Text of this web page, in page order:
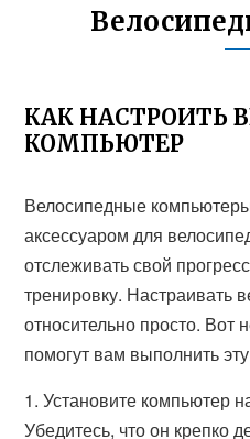
КАК НАСТРОИТЬ
КОМПЬЮТЕР
Велосипедные
аксессуаром для
отслеживать свой
тренировку. Настраивать
относительно просто. Вот
помогут вам выполнить
1. Установите компьютер
Убедитесь, что он крепко